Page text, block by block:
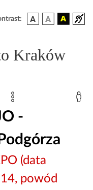
Kraków
-
(data
powód